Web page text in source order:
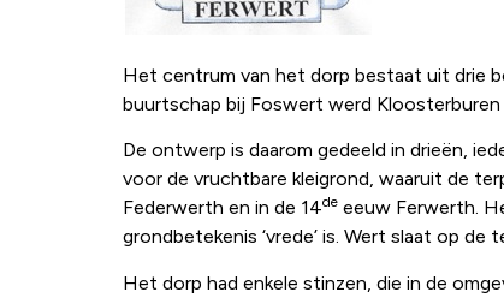
Het centrum van het dorp bestaat uit drie
buurtschap bij Foswert werd Kloosterburen
De ontwerp is daarom gedeeld in drieën,
voor de vruchtbare kleigrond, waaruit de
Federwerth en in de 14de eeuw Ferwerth.
grondbetekenis ‘vrede’ is. Wert slaat op de
Het dorp had enkele stinzen, die in de